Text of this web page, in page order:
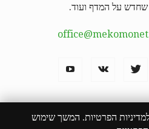
על המדף ועוד.
הפרטיות. המשך שימוש